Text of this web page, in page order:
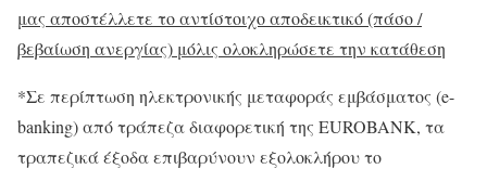
μας αποστέλλετε το αντίστοιχο αποδεικτικό (πάσο /
βεβαίωση ανεργίας) μόλις ολοκληρώσετε την κατάθεση
*Σε περίπτωση ηλεκτρονικής μεταφοράς εμβάσματος (e-
banking) από τράπεζα διαφορετική της EUROBANK, τα
τραπεζικά έξοδα επιβαρύνουν εξολοκλήρου το